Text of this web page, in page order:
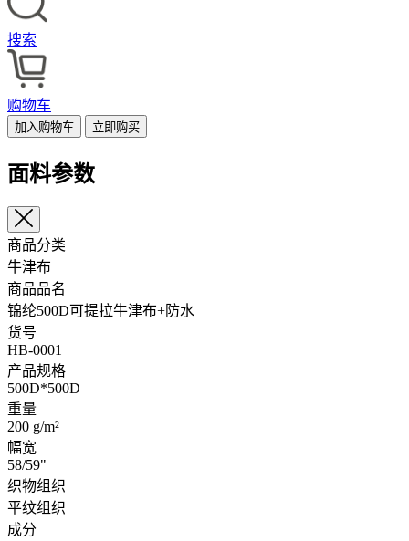
搜索
购物车
加入购物车 立即购买
面料参数
商品分类
牛津布
商品品名
锦纶500D可提拉牛津布+防水
货号
HB-0001
产品规格
500D*500D
重量
200 g/m²
幅宽
58/59"
织物组织
平纹组织
成分